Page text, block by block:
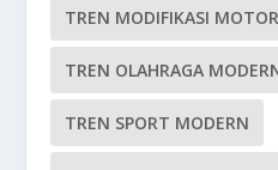
TREN MODIFIKASI MOTOR
TREN OLAHRAGA
TREN SPORT MODERN